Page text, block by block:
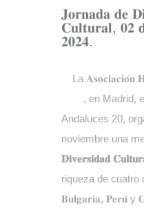
𝐉𝐨𝐫𝐧𝐚𝐝𝐚 𝐝𝐞
𝐂𝐮𝐥𝐭𝐮𝐫𝐚𝐥, 𝟎𝟐
𝟐𝟎𝟐𝟒.
La 𝐀𝐬𝐨𝐜𝐢𝐚𝐜𝐢𝐨́𝐧
, en Madrid,
Andaluces 20,
noviembre una
𝐃𝐢𝐯𝐞𝐫𝐬𝐢𝐝𝐚𝐝
riqueza de
𝐁𝐮𝐥𝐠𝐚𝐫𝐢𝐚,